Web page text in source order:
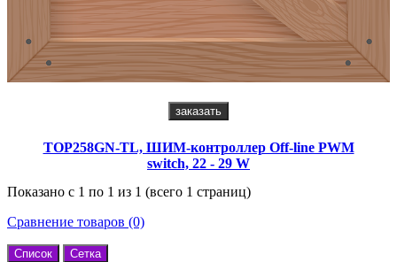
заказать
TOP258GN-TL, ШИМ-контроллер Off-line PWM
switch, 22 - 29 W
Показано с 1 по 1 из 1 (всего 1 страниц)
Сравнение товаров (0)
Список Сетка